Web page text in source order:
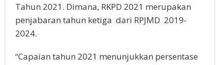
Tahun 2021. Dimana, RKPD 2021 merupakan
penjabaran tahun ketiga dari RPJMD 2019-
2024.
“Capaian tahun 2021 menunjukkan persentase